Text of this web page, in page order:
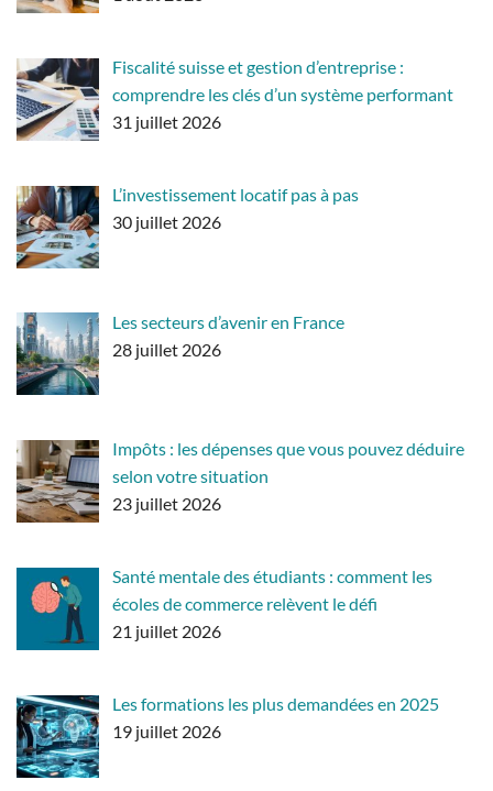
Fiscalité suisse et gestion d’entreprise :
comprendre les clés d’un système performant
31 juillet 2026
L’investissement locatif pas à pas
30 juillet 2026
Les secteurs d’avenir en France
28 juillet 2026
Impôts : les dépenses que vous pouvez déduire
selon votre situation
23 juillet 2026
Santé mentale des étudiants : comment les
écoles de commerce relèvent le défi
21 juillet 2026
Les formations les plus demandées en 2025
19 juillet 2026